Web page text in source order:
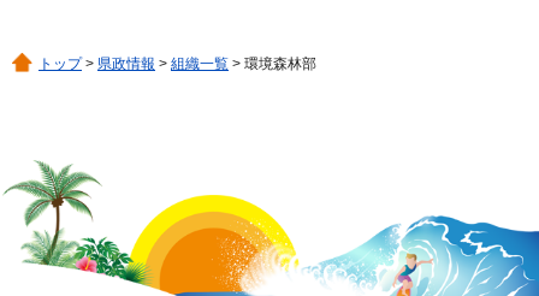
トップ> 県政情報 > 組織一覧 > 環境森林部